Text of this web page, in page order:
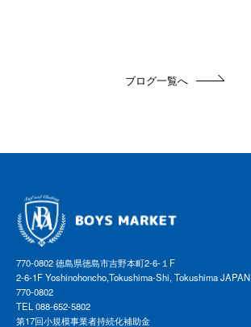
ブログ一覧へ
770-0802 徳島県徳島市吉野本町2-6-１F
2-6-1F Yoshinohoncho,Tokushima-Shi, Tokushima JAPAN
770-0802
TEL 088-652-5802
第17回小規模事業者持続化補助金